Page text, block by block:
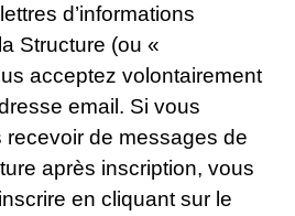
d’informations
Structure (ou «
acceptez volontairement
email. Si vous
de messages de
après inscription, vous
en cliquant sur le